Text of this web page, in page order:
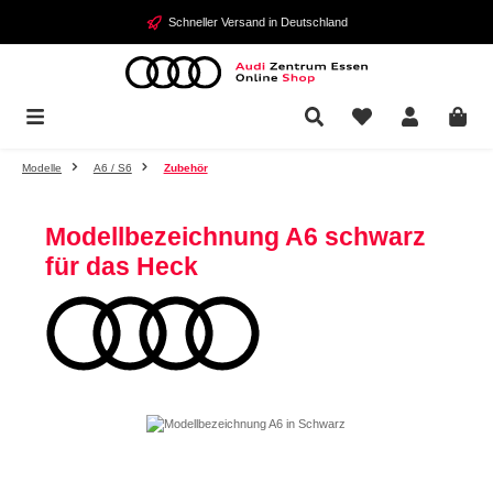
Zum Hauptinhalt springen Schneller Versand in Deutschland
Modelle A6 / S6 Zubehör
Modellbezeichnung A6 schwarz
für das Heck
Bildergalerie überspringen